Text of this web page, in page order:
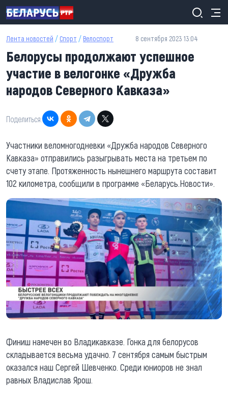
Перейти к основному содержанию
Лента новостей / Спорт / Велоспорт 8 сентября 2023 13:04
Белорусы продолжают успешное
участие в велогонке «Дружба
народов Северного Кавказа»
Поделиться:
Участники веломногодневки «Дружба народов Северного
Кавказа» отправились разыгрывать места на третьем по
счету этапе. Протяженность нынешнего маршрута составит
102 километра, сообщили в программе «Беларусь.Новости».
Финиш намечен во Владикавказе. Гонка для белорусов
складывается весьма удачно. 7 сентября самым быстрым
оказался наш Сергей Шевченко. Среди юниоров не знал
равных Владислав Ярош.